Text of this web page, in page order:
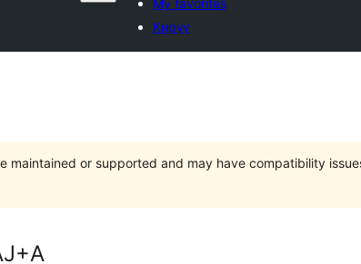
My favorites
Кирүү
maintained or supported and may have compatibility